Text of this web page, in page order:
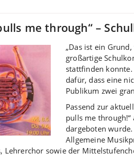
me through“ –
„Das ist ein
großartige
stattfinden
dafür, dass eine
Publikum zwei
Passend zur
pulls me through!“
dargeboten
Allgemeine
Lehrerchor sowie der